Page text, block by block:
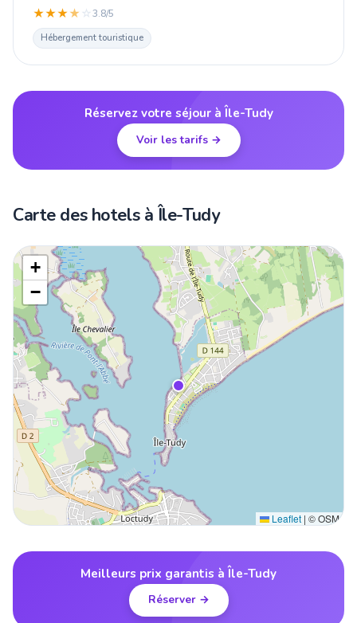
★★★★ ☆3.8/5
Hébergement touristique
Réservez votre séjour à Île-Tudy
Voir les tarifs →
Carte des hotels à Île-Tudy
+
−
Leaflet | © OSM
Meilleurs prix garantis à Île-Tudy
Réserver →